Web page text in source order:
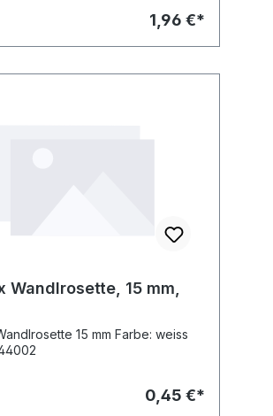
1,96 €*
Wandlrosette, 15 mm,
15 mm Farbe: weiss
0,45 €*